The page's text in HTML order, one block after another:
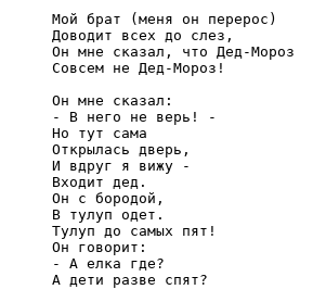
     Мой брат (меня он перерос)
     Доводит всех до слез,
     Он мне сказал, что Дед-Мороз
     Совсем не Дед-Мороз!
     Он мне сказал:
     - В него не верь! -
     Но тут сама
     Открылась дверь,
     И вдруг я вижу -
     Входит дед.
     Он с бородой,
     В тулуп одет.
     Тулуп до самых пят!
     Он говорит:
     - А елка где?
     А дети разве спят?